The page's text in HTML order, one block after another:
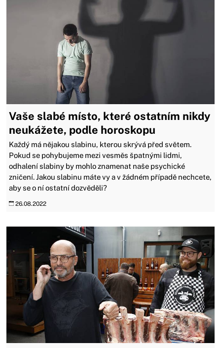
Vaše slabé místo, které ostatním nikdy
neukážete, podle horoskopu
Každý má nějakou slabinu, kterou skrývá před světem.
Pokud se pohybujeme mezi vesměs špatnými lidmi,
odhalení slabiny by mohlo znamenat naše psychické
zničení. Jakou slabinu máte vy a v žádném případě nechcete,
aby se o ní ostatní dozvěděli?
26.08.2022